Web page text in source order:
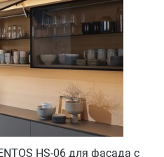
HS-06 для фасада с